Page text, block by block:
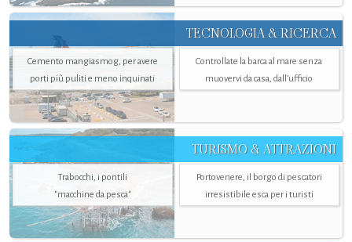
TECNOLOGIA & RICERCA
Cemento mangiasmog, per avere
porti più puliti e meno inquinati
Controllate la barca al mare senza
muovervi da casa, dall’ufficio
TURISMO & ATTRAZIONI
Trabocchi, i pontili
"macchine da pesca"
Portovenere, il borgo di pescatori
irresistibile esca per i turisti